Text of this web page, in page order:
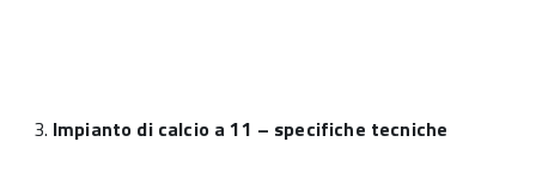
Impianto di calcio a 11 – specifiche tecniche